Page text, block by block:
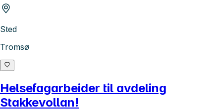
Sted
Tromsø
Helsefagarbeider til avdeling
Stakkevollan!